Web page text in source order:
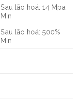
Sau lão hoá: 14 Mpa
Min
Sau lão hoá: 500%
Min